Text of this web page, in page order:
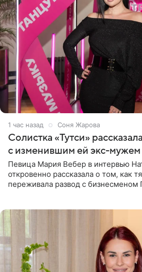
1 час назад Соня Жарова
Солистка «Тутси»
с изменившим ей экс-мужем
Певица Мария Вебер в интервью
откровенно рассказала о том, как
переживала развод с бизнесменом